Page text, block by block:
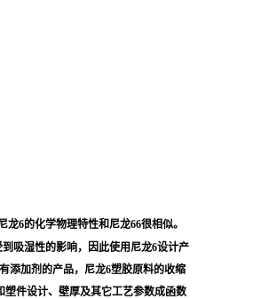
6的化学物理特性和尼龙66很相似。
吸湿性的影响，因此使用尼龙6设计产
添加剂的产品，尼龙6塑胶原料的收缩
件设计、壁厚及其它工艺参数成函数